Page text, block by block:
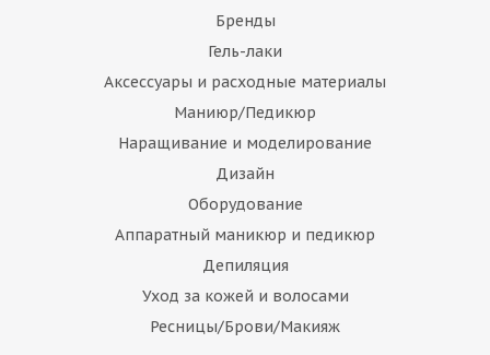
Бренды
Гель-лаки
Аксессуары и расходные материалы
Маниюр/Педикюр
Наращивание и моделирование
Дизайн
Оборудование
Аппаратный маникюр и педикюр
Депиляция
Уход за кожей и волосами
Ресницы/Брови/Макияж